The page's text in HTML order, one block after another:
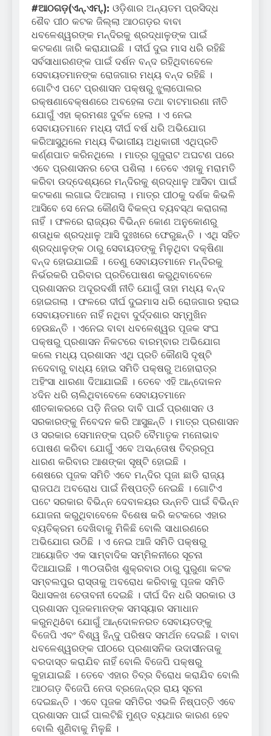
#ଆଠଗଡ଼(ଏନ୍‌.ଏମ୍‌.): ଓଡ଼ିଶାର ଅନ୍ୟତମ ପ୍ରସିଦ୍ଧ
ଶୈବ ପୀଠ କଟକ ଜିଲ୍ଲା ଆଠଗଡ଼ର ବାବା
ଧବଳେଶ୍ୱରଙ୍କ ମନ୍ଦିରକୁ ଶ୍ରଦ୍ଧାଳୁଙ୍କ ପାଇଁ
କଟକଣା ଜାରି କରାଯାଇଛି । ଦୀର୍ଘ ଦୁଇ ମାସ ଧରି ରହିଛି
ସର୍ବସାଧାରଣଙ୍କ ପାଇଁ ଦର୍ଶନ ବନ୍ଦ ରହିଥିବାବେଳେ
ସେବାୟତମାନଙ୍କ ରୋଜଗାର ମଧ୍ୟ ବନ୍ଦ ରହିଛି ।
ଗୋଟିଏ ପଟେ ପ୍ରଶାସନ ପକ୍ଷରୁ ଝୁଲାପୋଲର
ରକ୍ଷଣାବେକ୍ଷଣରେ ଅବହେଳା ତଥା ବାଟମାରଣା ନୀତି
ଯୋଗୁଁ ଏହା କ୍ରମଶଃ ଦୁର୍ବଳ ହେଲା । ଏ ନେଇ
ସେବାୟତମାନେ ମଧ୍ୟ ଦୀର୍ଘ ବର୍ଷ ଧରି ଅଭିଯୋଗ
କରିଆସୁଥିଲେ ମଧ୍ୟ ବିଭାଗୀୟ ଅଧିକାରୀ ଏଥିପ୍ରତି
କର୍ଣ୍ଣପାତ କରିନଥିଲେ । ମାତ୍ର ଗୁଜୁରାଟ ଅଘଟଣ ପରେ
ଏବେ ପ୍ରଶାସନର ଚେତା ପଶିଲା । ତେବେ ଏହାକୁ ମରାମତି
କରିବା ଉଦ୍ଦେଶ୍ୟରେ ମନ୍ଦିରକୁ ଶ୍ରଦ୍ଧାଳୁ ଆସିବା ପାଇଁ
କଟକଣା ଲଗାଇ ଦିଆଗଲା । ମାତ୍ର ପୀଠକୁ ଦର୍ଶକ କିଭଳି
ଆସିବେ ସେ ନେଇ କୌଣସି ବିକଳ୍ପ ବ୍ୟବସ୍ଥ କରାଗଲା
ନାହିଁ । ଫଳରେ ରାଜ୍ୟର ବିଭିନ୍ନ କୋଣ ଅନୁକୋଣରୁ
ଶତାଧିକ ଶ୍ରଦ୍ଧାଳୁ ଆସି ଦୁଃଖରେ ଫେରୁଛନ୍ତି । ଏଥି ସହିତ
ଶ୍ରଦ୍ଧାଳୁଙ୍କ ଠାରୁ ସେବାୟତଙ୍କୁ ମିଳୁଥିବା ଦକ୍ଷିଣା
ବନ୍ଦ ହୋଇଯାଇଛି । ତେଣୁ ସେବାୟତମାନେ ମନ୍ଦିରକୁ
ନିର୍ଭରକରି ପରିବାର ପ୍ରତିପୋଷଣ କରୁଥିବାବେଳେ
ପ୍ରଶାସନର ଅଦୂରଦର୍ଶୀ ନୀତି ଯୋଗୁଁ ତାହା ମଧ୍ୟ ବନ୍ଦ
ହୋଇଗଲା । ଫଳରେ ଦୀର୍ଘ ଦୁଇମାସ ଧରି ରୋଜଗାର ହରାଇ
ସେବାୟତମାନେ ନାହିଁ ନଥିବା ଦୁର୍ଦ୍ଦଶାର ସମ୍ମୁଖିନ
ହେଉଛନ୍ତି । ଏନେଇ ବାବା ଧବଳେଶ୍ୱର ପୂଜକ ସଂଘ
ପକ୍ଷରୁ ପ୍ରଶାସନ ନିକଟରେ ବାରମ୍ବାର ଅଭିଯୋଗ
କଲେ ମଧ୍ୟ ପ୍ରଶାସନ ଏଥି ପ୍ରତି କୌଣସି ଦୃଷ୍ଟି
ନଦେବାରୁ ବାଧ୍ୟ ହୋଇ ସମିତି ପକ୍ଷରୁ ଅହୋରାତ୍ର
ଅହିଂସା ଧାରଣା ଦିଆଯାଇଛି । ତେବେ ଏହି ଆନ୍ଦୋଳନ
୪ଦିନ ଧରି ଚାଲିଥିବାବେଳେ ସେବାୟତମାନେ
ଶୀତକାକରରେ ପଡ଼ି ନିଜର ଦାବି ପାଇଁ ପ୍ରଶାସନ ଓ
ସରକାରଙ୍କୁ ନିବେଦନ କରି ଆସୁଛନ୍ତି । ମାତ୍ର ପ୍ରଶାସନ
ଓ ସରକାର ସେମାନଙ୍କ ପ୍ରତି ବୈମାତୃକ ମନୋଭାବ
ପୋଷଣ କରିବା ଯୋଗୁଁ ଏବେ ଅସନ୍ତୋଷ ତିବ୍ରରୂପ
ଧାରଣ କରିବାର ଆଶଙ୍କା ସୃଷ୍ଟି ହୋଇଛି ।
ଶେଷରେ ପୂଜକ ସମିତି ଏବେ ମନ୍ଦିର ପୂଜା ଛାଡି ରାଜ୍ୟ
ରାଜପଥ ଅବରୋଧ ପାଇଁ ନିଷ୍ପତ୍ତି ନେଇଛି । ଗୋଟିଏ
ପଟେ ସରକାର ବିଭିନ୍ନ ଦେବାଳୟର ଉନ୍ନତି ପାଇଁ ବିଭିନ୍ନ
ଯୋଜନା କରୁଥିବାବେଳେ ବିଶେଷ କରି କଟକରେ ଏହାର
ବ୍ୟତିକ୍ରମ ଦେଖିବାକୁ ମିଳିଛି ବୋଲି ସାଧାରଣରେ
ଅଭିଯୋଗ ଉଠିଛି । ଏ ନେଇ ଆଜି ସମିତି ପକ୍ଷରୁ
ଆୟୋଜିତ ଏକ ସାମ୍ବାଦିକ ସମ୍ମିଳନୀରେ ସୂଚନା
ଦିଆଯାଇଛି । ୩୦ତାରିଖ ଶୁକ୍ରବାର ଠାରୁ ପୁରୁଣା କଟକ
ସମ୍ବଲପୁର ରାସ୍ତାକୁ ଅବରୋଧ କରିବାକୁ ପୂଜକ ସମିତି
ସିଧାସଳଖ ଚେତାବନୀ ଦେଇଛି । ଦୀର୍ଘ ଦିନ ଧରି ସରକାର ଓ
ପ୍ରଶାସନ ପୂଜକମାନଙ୍କ ସମସ୍ୟାର ସମାଧାନ
କରୁନଥିôବା ଯୋଗୁଁ ଆନ୍ଦୋଳନରତ ସେବାୟତଙ୍କୁ
ବିଜେପି ଏବଂ ବିଶ୍ୱ ହିନ୍ଦୁ ପରିଷଦ ସମର୍ଥନ ଦେଇଛି । ବାବା
ଧବଳେଶ୍ୱରଙ୍କ ପୀଠରେ ପ୍ରଶାସନିକ ଉଦାସୀନତାକୁ
ବରଦାସ୍ତ କରାଯିବ ନାହିଁ ବୋଲି ବିଜେପି ପକ୍ଷରୁ
କୁହାଯାଇଛି । ତେବେ ଏହାର ତିବ୍ର ବିରୋଧ କରାଯିବ ବୋଲି
ଆଠଗଡ଼ ବିଜେପି ନେତା ବ୍ରଜେନ୍ଦ୍ର ରାୟ ସୂଚନା
ଦେଇଛନ୍ତି । ଏବେ ପୂଜକ ସମିତିର ଏଭଳି ନିଷ୍ପତ୍ତି ଏବେ
ପ୍ରଶାସନ ପାଇଁ ପାଲଟିଛି ମୁଣ୍ଡ ବ୍ୟଥାର କାରଣ ହେବ
ବୋଲି ଶୁଣିବାକୁ ମିଳୁଛି ।